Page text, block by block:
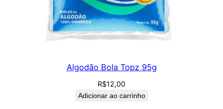
Algodão Bola Topz 95g
R$12,00
Adicionar ao carrinho